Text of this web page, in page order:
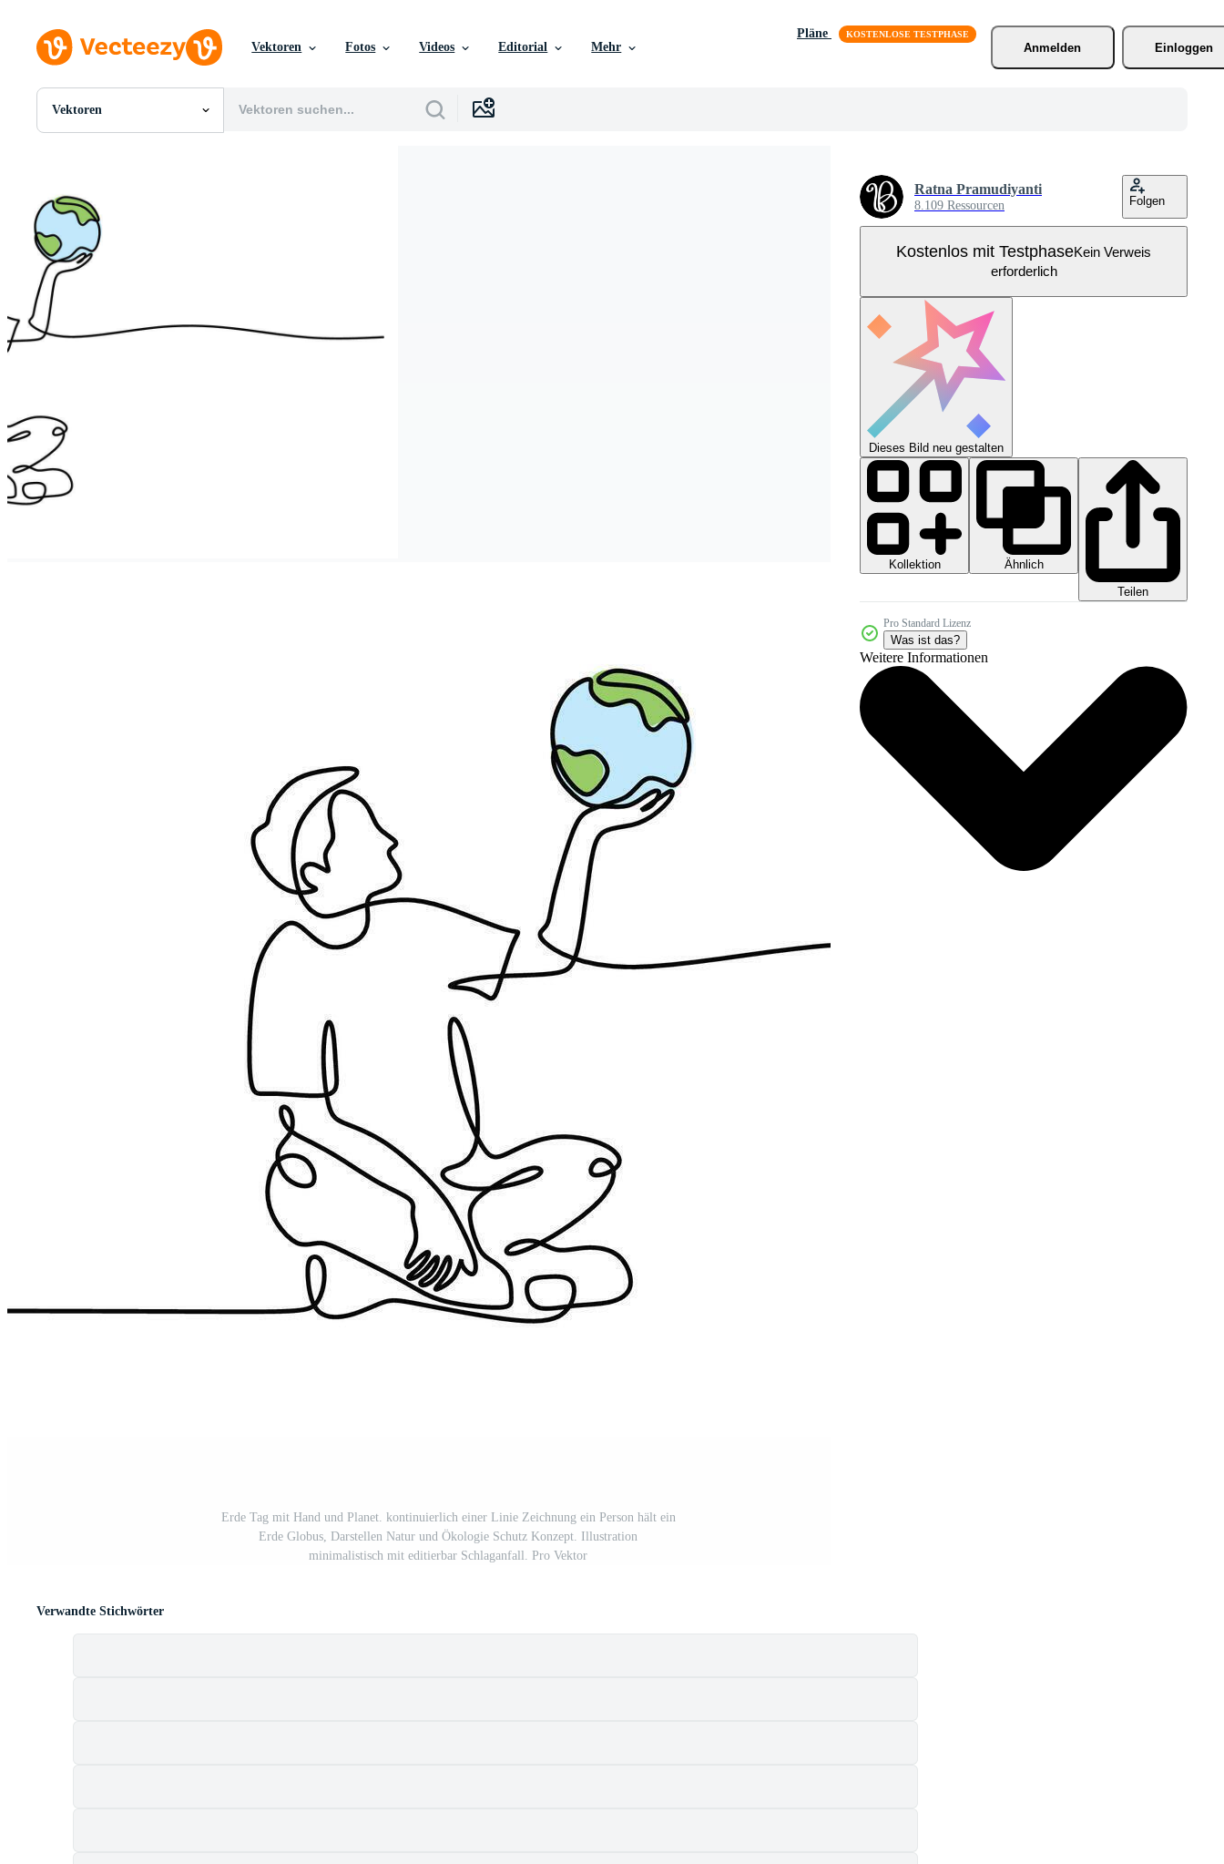
Vektoren Fotos Videos Editorial Mehr
Pläne
Anmelden
Einloggen
Vektoren
Alle Bilder
SVGs
Vorlagen
Vektoren
Videos
Erde Tag mit Hand und Planet. kontinuierlich einer Linie Zeichnung ein Person hält ein
Erde Globus, Darstellen Natur und Ökologie Schutz Konzept. Illustration
minimalistisch mit editierbar Schlaganfall. Pro Vektor
Ratna Pramudiyanti
8.109 Ressourcen Folgen
Kostenlos mit TestphaseKein Verweis
erforderlich
Dieses Bild neu gestalten
Kollektion
Ähnlich
Teilen
Pro Standard Lizenz
Was ist das?
Weitere Informationen
Verwandte Stichwörter